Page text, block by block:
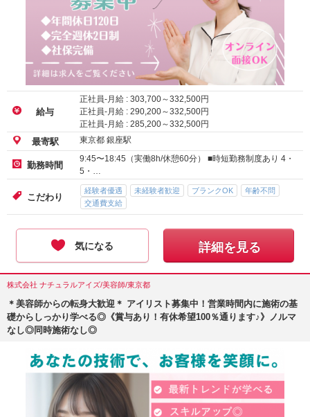
給与
正社員-月給 : 303,700～332,500円
正社員-月給 : 290,200～332,500円
正社員-月給 : 285,200～332,500円
最寄駅 東京都 銀座駅
勤務時間
9:45〜18:45（実働8h/休憩60分） ■時短勤務制度あり 4・
5・…
こだわり
経験者優遇 未経験者歓迎 ブランクOK
年齢不問
交通費支給
気になる 詳細を見る
株式会社 ナチュラルアイズ/美容師/東京都
＊美容師からの転身大歓迎＊ アイリスト募集中！営業時間内に施術の基
礎からしっかり学べる◎《賞与あり！有休希望100％通ります♪》ノルマ
なし◎同時施術なし◎